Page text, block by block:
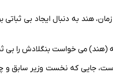
هند به دنبال ایجاد بی
جایی که نخست وزیر سابق و